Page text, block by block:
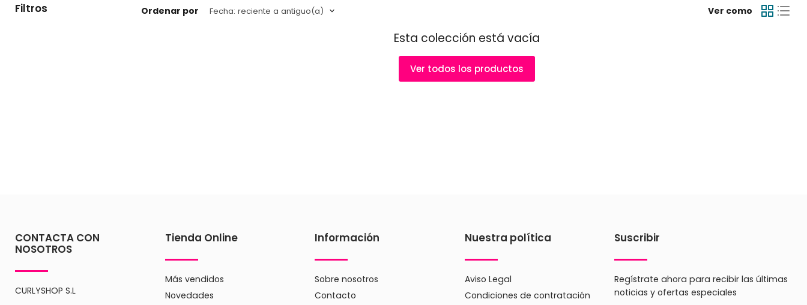
lo fortalecen y protegen, manteniéndolo sano y manejable.
Kinder Curls se compromete a utilizar ingredientes libres de sulfatos, parabenos y siliconas, garantizando que cada producto sea
Filtros Ordenar por Ver como
Esta colección está vacía
Ver todos los productos
CONTACTA CON
NOSOTROS
CURLYSHOP S.L
Tienda Online
Más vendidos
Novedades
Información
Sobre nosotros
Contacto
Nuestra política
Aviso Legal
Condiciones de contratación
Suscribir
Regístrate ahora para recibir las últimas
noticias y ofertas especiales